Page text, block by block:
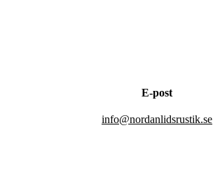
E-post
info@nordanlidsrustik.se